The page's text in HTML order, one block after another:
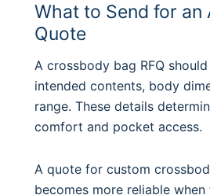
What to Send for an
Quote
A crossbody bag RFQ
intended contents, body
range. These details
comfort and pocket access.
A quote for custom
becomes more reliable